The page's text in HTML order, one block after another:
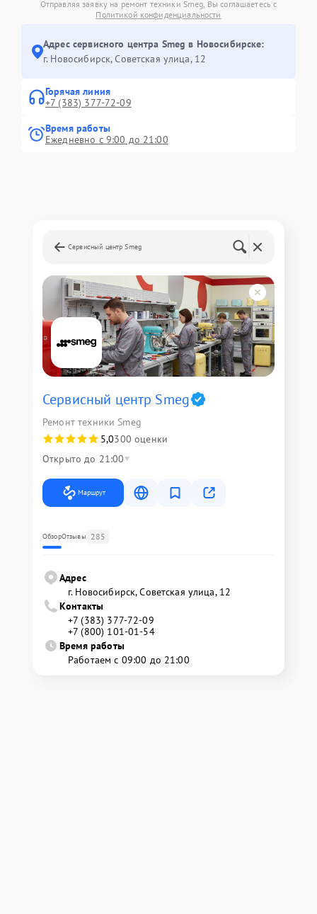
Отправляя заявку на ремонт техники Smeg, Вы соглашаетесь с
Политикой конфиденциальности
Адрес сервисного центра Smeg в Новосибирске:
г. Новосибирск, Советская улица, 12
Горячая линия
+7 (383) 377-72-09
Время работы
Ежедневно с 9:00 до 21:00
Сервисный центр Smeg
Сервисный центр Smeg
Ремонт техники Smeg
5,0300 оценки
Открыто до 21:00
Маршрут
ОбзорОтзывы 285
Адрес
г. Новосибирск, Советская улица, 12
Контакты
+7 (383) 377-72-09
+7 (800) 101-01-54
Время работы
Работаем с 09:00 до 21:00